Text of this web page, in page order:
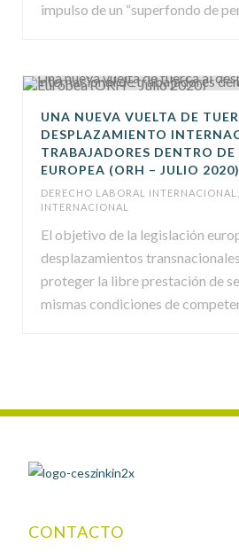
impulso de un “superfondo de
UNA NUEVA VUELTA DE
DESPLAZAMIENTO
TRABAJADORES DENTRO
EUROPEA (ORH – JULIO 2020)
DERECHO LABORAL INTERNACIONAL
INTERNACIONAL
El objetivo de la legislación
desplazamientos
proteger la libre prestación de
mismas condiciones de
CONTACTO